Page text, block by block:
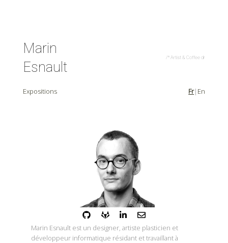
Marin
Esnault
/* Artist & Coffee driv
Fr En
Expositions
Marin Esnault est un designer, artiste plasticien et
développeur informatique résidant et travaillant à